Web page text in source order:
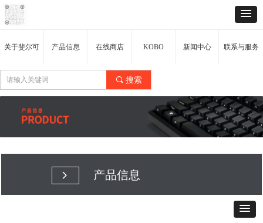
끠 搜索
关于斐尔可 产品信息 在线商店 KOBO 新闻中心 联系与服务
产品信息
넲